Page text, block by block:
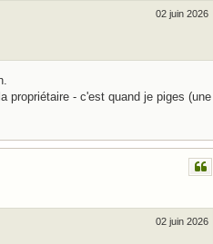
02 juin 2026
propriétaire - c'est quand je piges (une
02 juin 2026